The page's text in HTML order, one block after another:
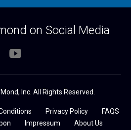
on Social Media
Inc. All Rights Reserved.
Privacy Policy
FAQS
Impressum About Us